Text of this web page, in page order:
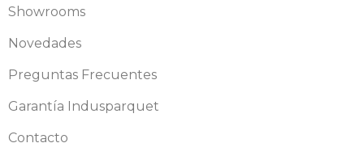
Showrooms
Novedades
Preguntas Frecuentes
Garantía Indusparquet
Contacto